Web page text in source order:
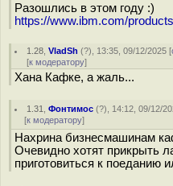
Разошлись в этом году :)
https://www.ibm.com/
1.28 ,VladSh (?), 13:35, 09/12/2025 [
[к модератору]
Хана Кафке, а жаль...
1.31 ,Фонтимос (?), 14:12, 09/12/
[к модератору]
Нахрина бизнесмашинам
Очевидно хотят прикрыть
приготовиться к поеданию